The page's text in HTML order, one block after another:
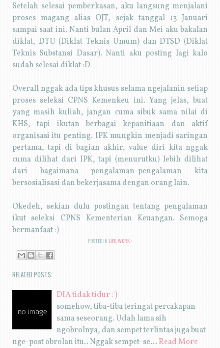
Setelah selesai pemberkasan, aku langsung menjalani
proses magang alias OJT, sejak tanggal 13 Januari
sampai saat ini. Nanti bulan April dan Mei aku bakalan
diklat, DTU (Diklat Teknis Umum) dan DTSD (Diklat
Teknis Substansi Dasar). Nanti aku posting lagi kalo
sudah selesai diklat :D
Overall nggak ada tips khusus selama ngejalanin setiap
proses seleksi CPNS Kemenkeu ini. Yang jelas, buat
yang masih kuliah, jangan cuma sibuk sama nilai di
KHS, tapi ikutan berbagai kepanitiaan dan aktif
organisasi itu penting. IPK mungkin menjadi saringan
pertama, tapi di bagian akhir, value diri kita nggak
cuma dilihat dari IPK, tapi (menurutku) lebih dilihat
dari bagaimana pengalaman-pengalaman kita
bersosialisasi dan bekerjasama dengan orang lain.
Okedeh, sekian dulu postingan tentang pengalaman
ikut seleksi CPNS Kementerian Keuangan. Semoga
bermanfaat :)
POSTED IN LIFE,WORK
RELATED POSTS:
DIA tidak tidur :')
somehow, tiba-tiba teringat percakapan
sama seseorang. Udah lama sih
ngobrolnya, dan sempet terlintas juga buat
nge-post obrolan itu.. Nggak sempet-se… Read More